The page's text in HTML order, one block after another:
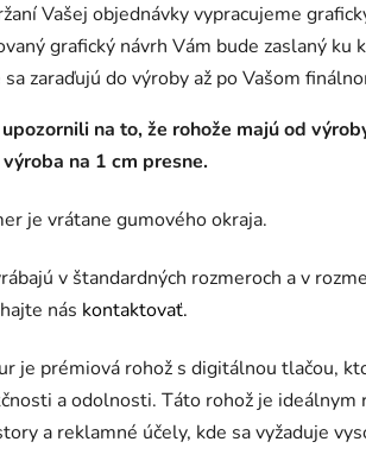
Vašej objednávky vypracujeme
grafický návrh Vám bude zaslaný ku
sa zaraďujú do výroby až po Vašom
na to, že rohože majú od
na 1 cm presne.
je vrátane gumového okraja.
v štandardných rozmeroch a v
nás kontaktovať.
je prémiová rohož s digitálnou tlačou,
a odolnosti. Táto rohož je
a reklamné účely, kde sa vyžaduje